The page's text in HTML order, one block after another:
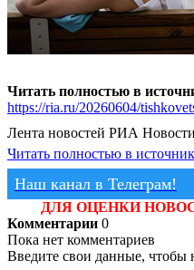
Читать полностью в
https://ria.ru/20260604/
Лента новостей РИА Новости
Читать полностью в
Наш канал в Телеграм!
ДЛЯ ОЦЕНКИ
Комментарии 0
Пока нет комментариев
Введите свои данные, чтобы